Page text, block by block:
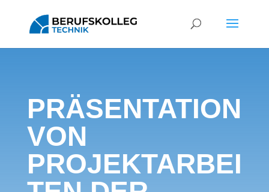
PRÄSENTATION
VON
PROJEKTARBEI